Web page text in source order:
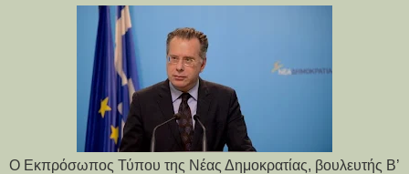
Ο Εκπρόσωπος Τύπου της Νέας Δημοκρατίας, βουλευτής Β’